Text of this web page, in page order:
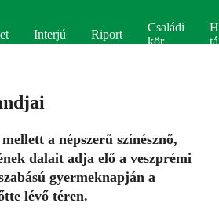
Interjú Riport
Családi
kör
a népszerű színésznő,
dalait adja elő a veszprémi
gyermeknapján a
lévő téren.